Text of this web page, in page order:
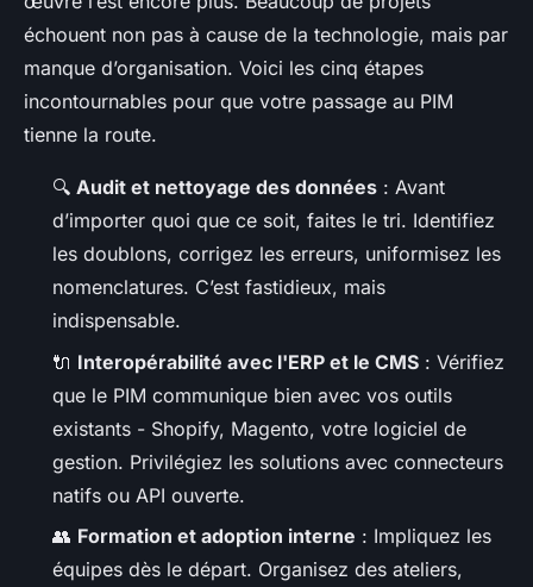
échouent non pas à cause de la technologie, mais par
manque d’organisation. Voici les cinq étapes
incontournables pour que votre passage au PIM
tienne la route.
🔍 Audit et nettoyage des données : Avant
d’importer quoi que ce soit, faites le tri. Identifiez
les doublons, corrigez les erreurs, uniformisez les
nomenclatures. C’est fastidieux, mais
indispensable.
🔌 Interopérabilité avec l'ERP et le CMS : Vérifiez
que le PIM communique bien avec vos outils
existants - Shopify, Magento, votre logiciel de
gestion. Privilégiez les solutions avec connecteurs
natifs ou API ouverte.
👥 Formation et adoption interne : Impliquez les
équipes dès le départ. Organisez des ateliers,